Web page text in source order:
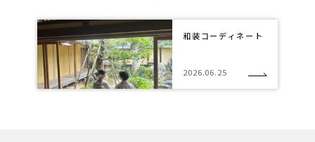
和装コーディネート
2026.06.25